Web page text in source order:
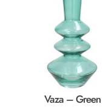
Vaza – Green